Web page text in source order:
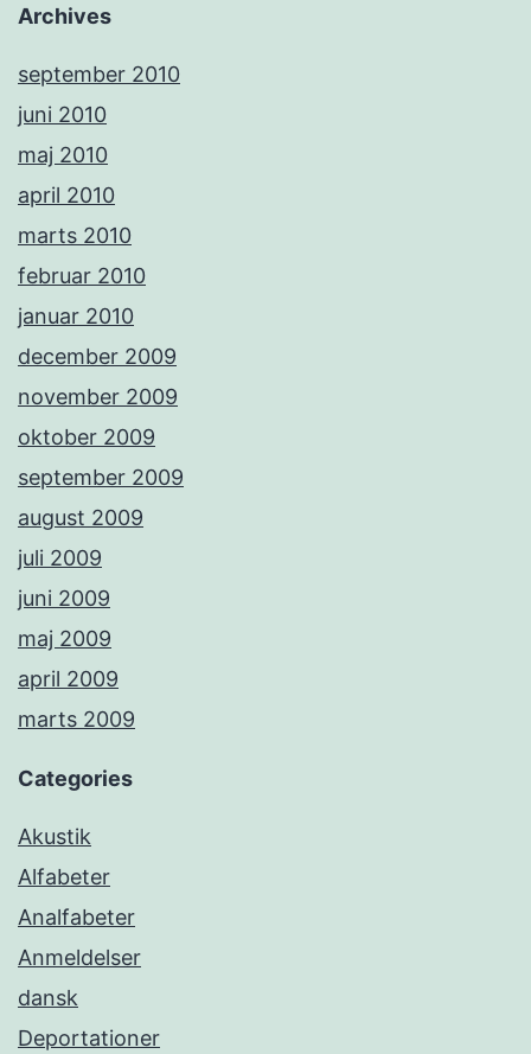
Archives
september 2010
juni 2010
maj 2010
april 2010
marts 2010
februar 2010
januar 2010
december 2009
november 2009
oktober 2009
september 2009
august 2009
juli 2009
juni 2009
maj 2009
april 2009
marts 2009
Categories
Akustik
Alfabeter
Analfabeter
Anmeldelser
dansk
Deportationer